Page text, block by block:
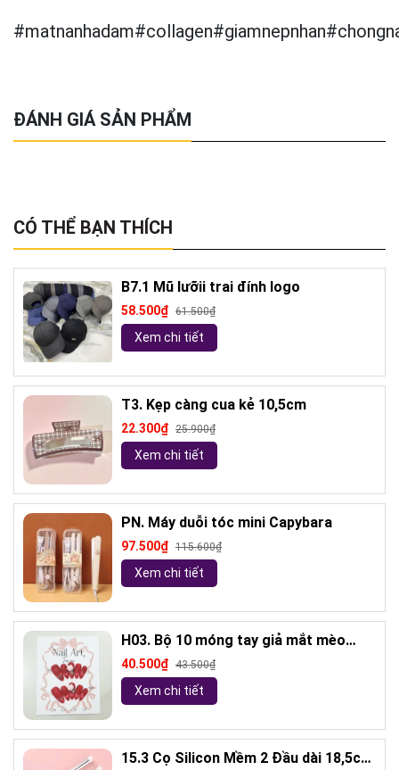
ĐÁNH GIÁ SẢN PHẨM
CÓ THỂ BẠN THÍCH
B7.1 Mũ lưỡii trai đính logo
58.500₫ 61.500₫
Xem chi tiết
T3. Kẹp càng cua kẻ 10,5cm
22.300₫ 25.900₫
Xem chi tiết
PN. Máy duỗi tóc mini Capybara
97.500₫ 115.600₫
Xem chi tiết
H03. Bộ 10 móng tay giả mắt mèo
kèm keo và giũa móng (ngẫu nhiên)
40.500₫ 43.500₫
Xem chi tiết
15.3 Cọ Silicon Mềm 2 Đầu dài 18,5cm